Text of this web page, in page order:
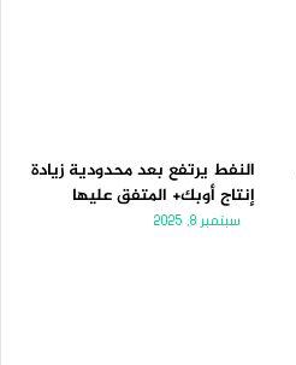
النفط يرتفع بعد محدودية زيادة
إنتاج أوبك+ المتفق عليها
سبتمبر 8, 2025